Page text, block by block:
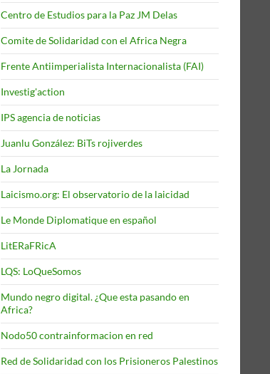
Centro de Estudios para la Paz JM Delas
Comite de Solidaridad con el Africa Negra
Frente Antiimperialista Internacionalista (FAI)
Investig'action
IPS agencia de noticias
Juanlu González: BiTs rojiverdes
La Jornada
Laicismo.org: El observatorio de la laicidad
Le Monde Diplomatique en español
LitERaFRicA
LQS: LoQueSomos
Mundo negro digital. ¿Que esta pasando en
Africa?
Nodo50 contrainformacion en red
Red de Solidaridad con los Prisioneros Palestinos